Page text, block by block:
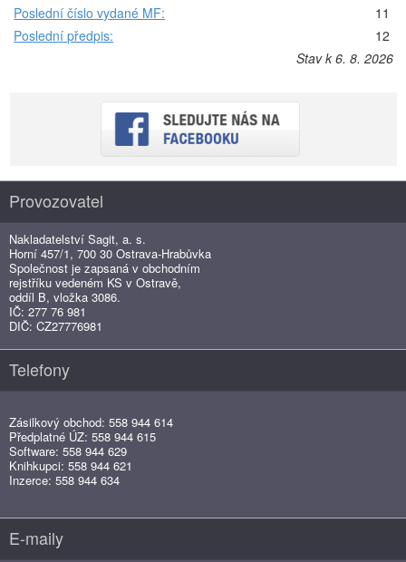
Poslední číslo vydané MF:
11
Poslední předpis:
12
Stav k 6. 8. 2026
Provozovatel
Nakladatelství Sagit, a. s.
Horní 457/1, 700 30 Ostrava-Hrabůvka
Společnost je zapsaná v obchodním
rejstříku vedeném KS v Ostravě,
oddíl B, vložka 3086.
IČ: 277 76 981
DIČ: CZ27776981
Telefony
Zásilkový obchod: 558 944 614
Předplatné ÚZ: 558 944 615
Software: 558 944 629
Knihkupci: 558 944 621
Inzerce: 558 944 634
E-maily